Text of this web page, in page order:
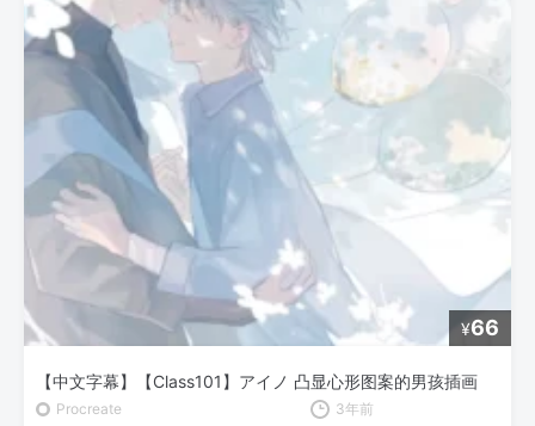
¥66
【中文字幕】【Class101】アイノ 凸显心形图案的男孩插画
Procreate 3年前